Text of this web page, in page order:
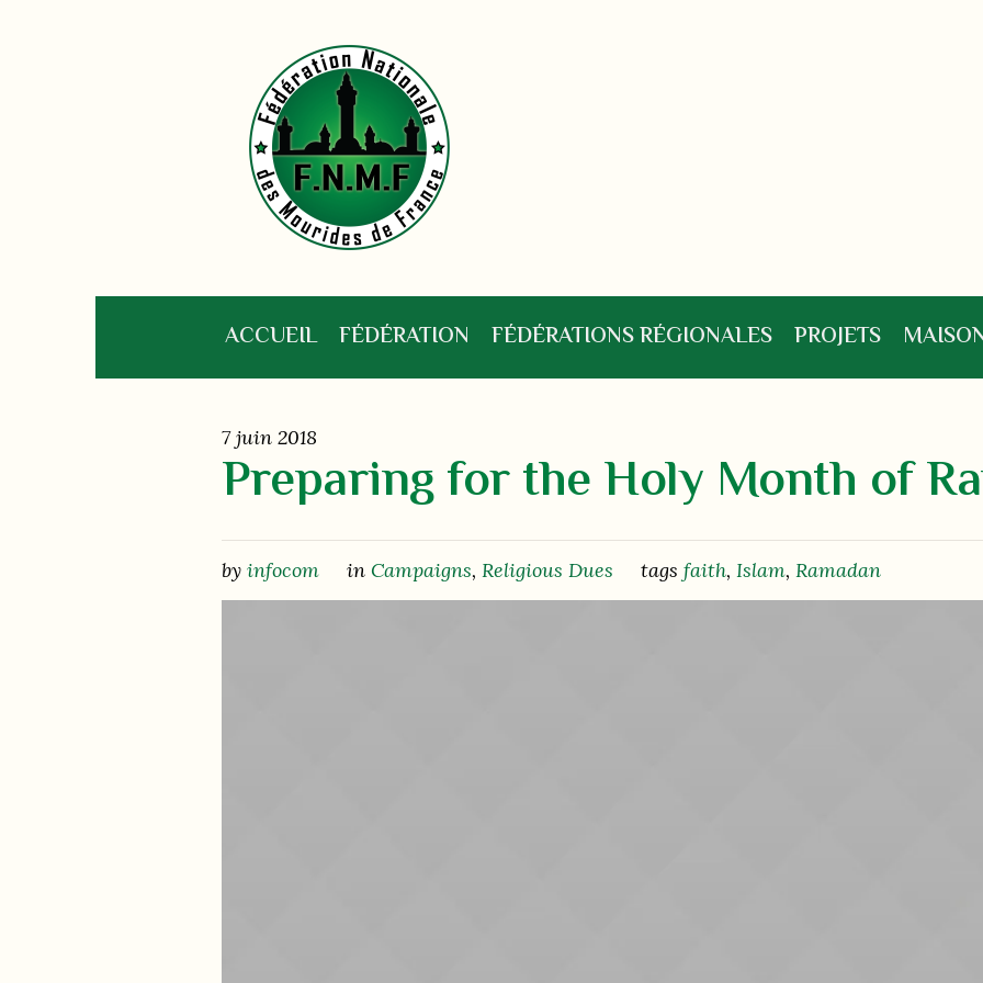
ACCUEIL FÉDÉRATION FÉDÉRATIONS RÉGIONALES PROJETS
7 juin 2018
Preparing for the Holy Month of
by infocom in Campaigns, Religious Dues tags faith, Islam, Ramadan